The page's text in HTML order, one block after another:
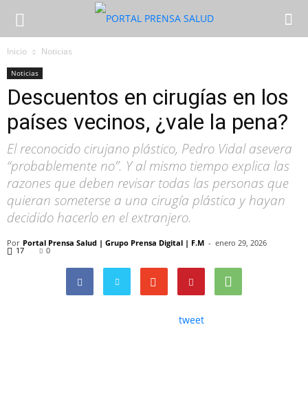
Inicio Noticias
Noticias
Descuentos en cirugías en los
países vecinos, ¿vale la pena?
El reconocido cirujano plástico, Pedro Vidal asevera
“probablemente no”. Y al mismo tiempo explica las
razones que deben revisar todas las personas que
quieran someterse a una cirugía plástica y hayan
decidido hacerlo en el extranjero.
Por Portal Prensa Salud | Grupo Prensa Digital | F.M - enero 29, 2026
17 0
tweet